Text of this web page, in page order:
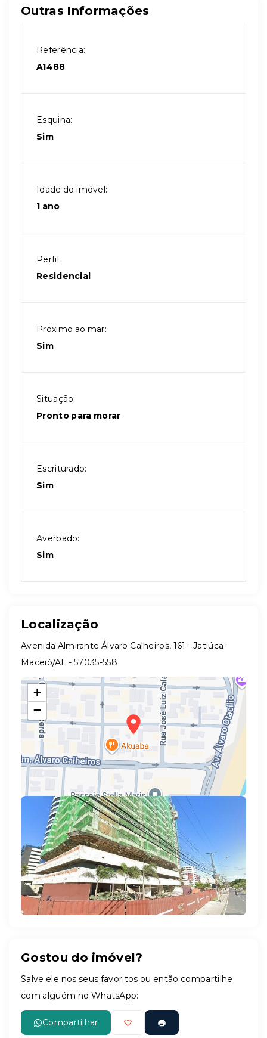
Outras Informações
Referência:
A1488
Esquina:
Sim
Idade do imóvel:
1 ano
Perfil:
Residencial
Próximo ao mar:
Sim
Situação:
Pronto para morar
Escriturado:
Sim
Averbado:
Sim
Localização
Avenida Almirante Álvaro Calheiros, 161 - Jatiúca -
Maceió/AL - 57035-558
+
−
Gostou do imóvel?
Salve ele nos seus favoritos ou então compartilhe
com alguém no WhatsApp:
Compartilhar